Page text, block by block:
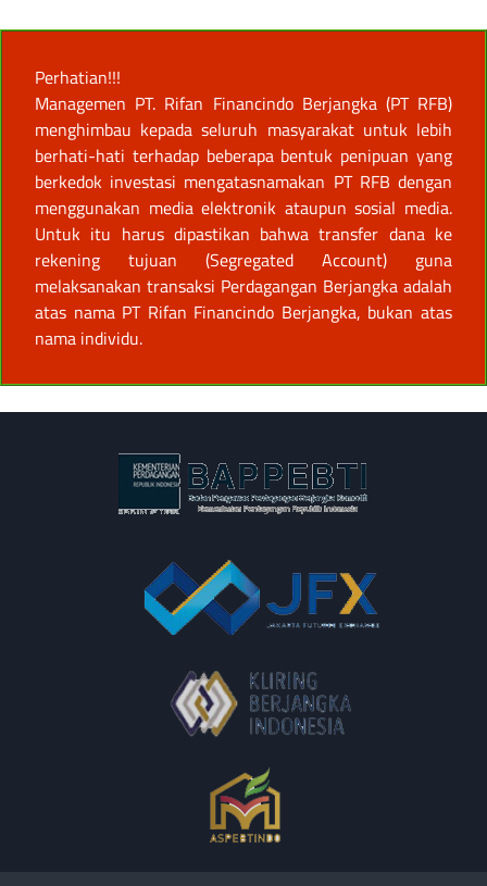
Perhatian!!!
Managemen PT. Rifan Financindo Berjangka (PT RFB)
menghimbau kepada seluruh masyarakat untuk lebih
berhati-hati terhadap beberapa bentuk penipuan yang
berkedok investasi mengatasnamakan PT RFB dengan
menggunakan media elektronik ataupun sosial media.
Untuk itu harus dipastikan bahwa transfer dana ke
rekening tujuan (Segregated Account) guna
melaksanakan transaksi Perdagangan Berjangka adalah
atas nama PT Rifan Financindo Berjangka, bukan atas
nama individu.